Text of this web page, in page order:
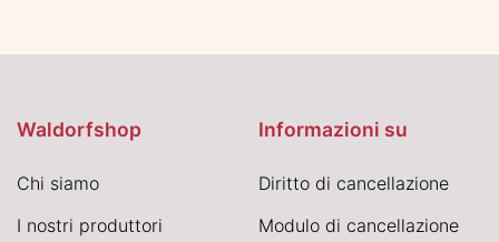
Waldorfshop
Chi siamo
I nostri produttori
Informazioni su
Diritto di cancellazione
Modulo di cancellazione